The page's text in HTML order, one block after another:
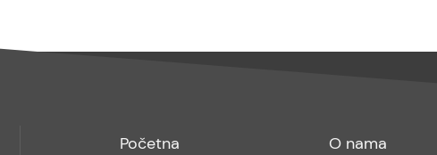
Footer
Početna
Footer
O nama